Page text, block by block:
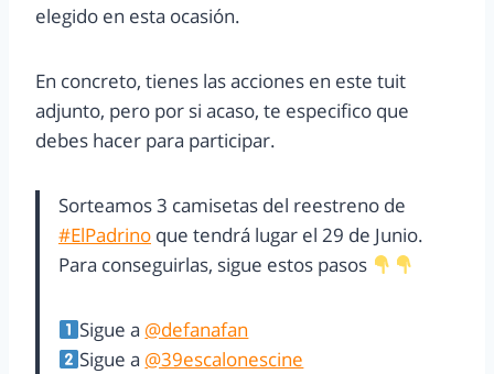
elegido en esta ocasión.
En concreto, tienes las acciones en este tuit
adjunto, pero por si acaso, te especifico que
debes hacer para participar.
Sorteamos 3 camisetas del reestreno de
#ElPadrino que tendrá lugar el 29 de Junio.
Para conseguirlas, sigue estos pasos
Sigue a @defanafan
Sigue a @39escalonescine